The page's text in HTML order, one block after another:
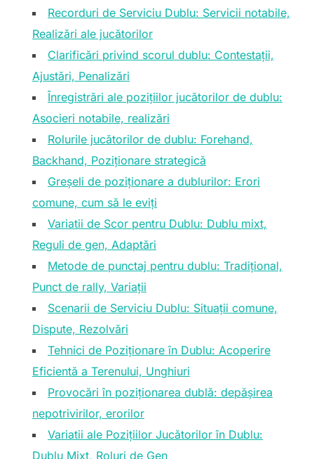
Recorduri de Serviciu Dublu: Servicii notabile,
Realizări ale jucătorilor
Clarificări privind scorul dublu: Contestații,
Ajustări, Penalizări
Înregistrări ale pozițiilor jucătorilor de dublu:
Asocieri notabile, realizări
Rolurile jucătorilor de dublu: Forehand,
Backhand, Poziționare strategică
Greșeli de poziționare a dublurilor: Erori
comune, cum să le eviți
Variatii de Scor pentru Dublu: Dublu mixt,
Reguli de gen, Adaptări
Metode de punctaj pentru dublu: Tradițional,
Punct de rally, Variații
Scenarii de Serviciu Dublu: Situații comune,
Dispute, Rezolvări
Tehnici de Poziționare în Dublu: Acoperire
Eficientă a Terenului, Unghiuri
Provocări în poziționarea dublă: depășirea
nepotrivirilor, erorilor
Variatii ale Pozițiilor Jucătorilor în Dublu:
Dublu Mixt, Roluri de Gen